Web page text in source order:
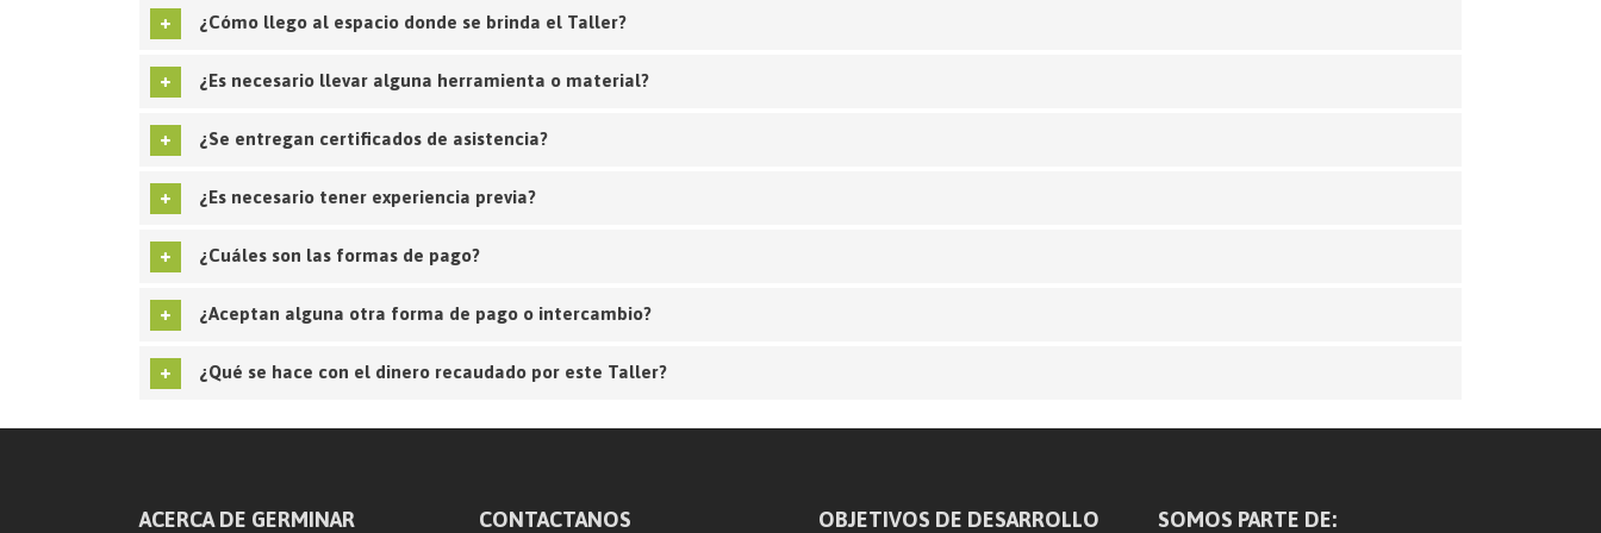
¿Cómo llego al espacio donde se brinda el Taller?
¿Es necesario llevar alguna herramienta o material?
¿Se entregan certificados de asistencia?
¿Es necesario tener experiencia previa?
¿Cuáles son las formas de pago?
¿Aceptan alguna otra forma de pago o intercambio?
¿Qué se hace con el dinero recaudado por este Taller?
ACERCA DE GERMINAR CONTACTANOS OBJETIVOS DE DESARROLLO SOMOS PARTE DE: